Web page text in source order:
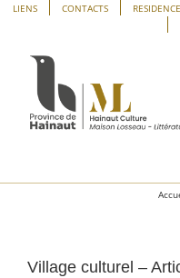
Panneau de gestion des
Passer
contenu
LIENS CONTACTS RESIDENCE
Village culturel –